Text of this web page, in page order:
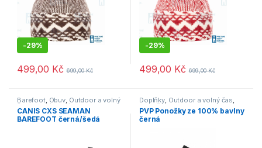
-29%
499,00 Kč 699,00Kč
-29%
499,00 Kč 699,00Kč
Barefoot, Obuv, Outdoor a volný
čas,Vycházková
CANIS CXS SEAMAN
BAREFOOT černá/šedá
Doplňky, Outdoor a volný čas,
Ponožky
PVP Ponožky ze 100% bavlny
černá